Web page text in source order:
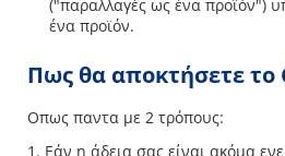
("παραλλαγές ως ένα προϊόν")
ένα προϊόν.
Πως θα αποκτήσετε το
Οπως παντα με 2 τρόπους:
1. Εάν η άδεια σας είναι ακόμα